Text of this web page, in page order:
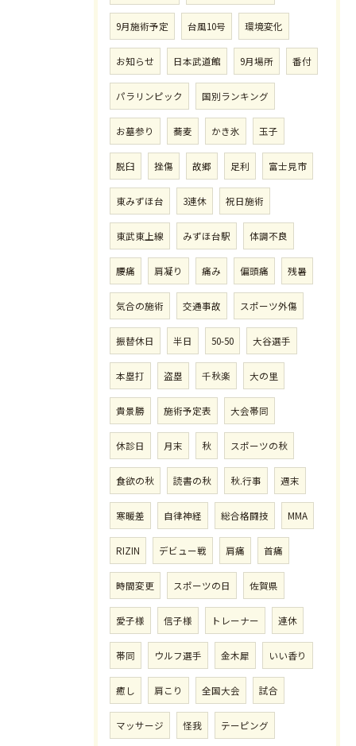
9月施術予定 台風10号 環境変化
お知らせ 日本武道館 9月場所 番付
パラリンピック 国別ランキング
お墓参り 蕎麦 かき氷 玉子
脱臼 挫傷 故郷 足利 富士見市
東みずほ台 3連休 祝日施術
東武東上線 みずほ台駅 体調不良
腰痛 肩凝り 痛み 偏頭痛 残暑
気合の施術 交通事故 スポーツ外傷
振替休日 半日 50-50 大谷選手
本塁打 盗塁 千秋楽 大の里
貴景勝 施術予定表 大会帯同
休診日 月末 秋 スポーツの秋
食欲の秋 読書の秋 秋.行事 週末
寒暖差 自律神経 総合格闘技 MMA
RIZIN デビュー戦 肩痛 首痛
時間変更 スポーツの日 佐賀県
愛子様 信子様 トレーナー 連休
帯同 ウルフ選手 金木犀 いい香り
癒し 肩こり 全国大会 試合
マッサージ 怪我 テーピング